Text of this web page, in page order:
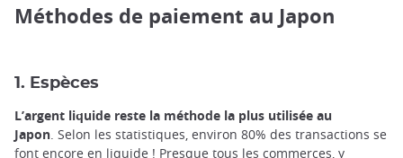
Méthodes de paiement au Japon
1. Espèces
L’argent liquide reste la méthode la plus utilisée au
Japon . Selon les statistiques, environ 80% des transactions se
font encore en liquide ! Presque tous les commerces, y